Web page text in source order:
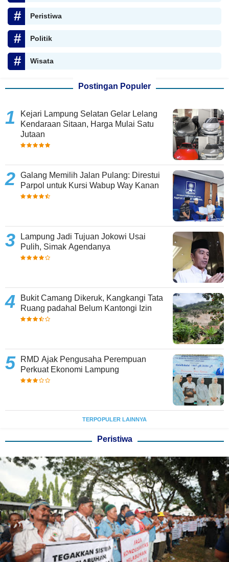
Peristiwa
Politik
Wisata
Postingan Populer
Kejari Lampung Selatan Gelar Lelang
Kendaraan Sitaan, Harga Mulai Satu
Jutaan
Galang Memilih Jalan Pulang: Direstui
Parpol untuk Kursi Wabup Way Kanan
Lampung Jadi Tujuan Jokowi Usai
Pulih, Simak Agendanya
Bukit Camang Dikeruk, Kangkangi Tata
Ruang padahal Belum Kantongi Izin
RMD Ajak Pengusaha Perempuan
Perkuat Ekonomi Lampung
TERPOPULER LAINNYA
Peristiwa